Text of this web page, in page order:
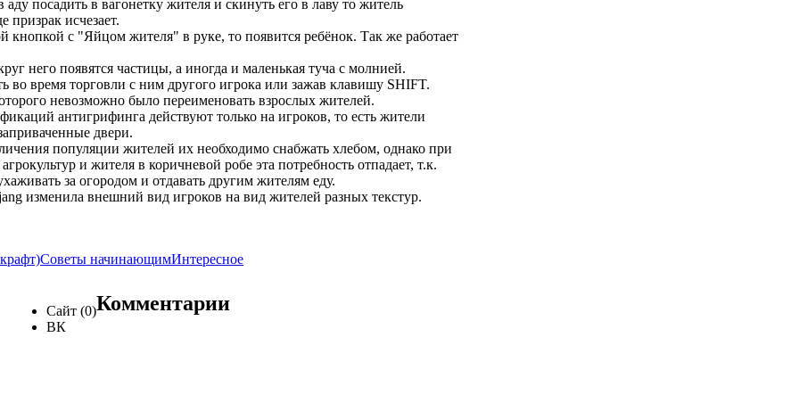
аду посадить в вагонетку жителя и скинуть его в лаву то житель
призрак исчезает.
кнопкой с "Яйцом жителя" в руке, то появится ребёнок. Так же работает
него появятся частицы, а иногда и маленькая туча с молнией.
во время торговли с ним другого игрока или зажав клавишу SHIFT.
невозможно было переименовать взрослых жителей.
антигрифинга действуют только на игроков, то есть жители
двери.
популяции жителей их необходимо снабжать хлебом, однако при
и жителя в коричневой робе эта потребность отпадает, т.к.
за огородом и отдавать другим жителям еду.
изменила внешний вид игроков на вид жителей разных текстур.
Советы начинающимИнтересное
Сайт (0)
ВК
Комментарии